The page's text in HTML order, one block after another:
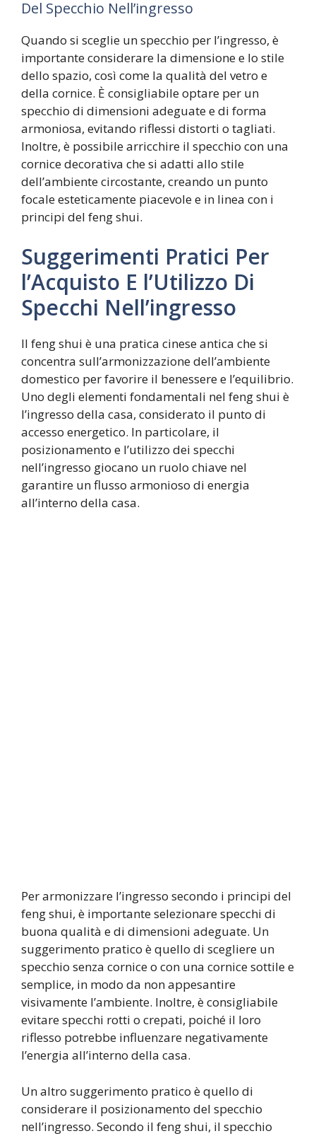
Del Specchio Nell’ingresso
Quando si sceglie un specchio per l’ingresso, è
importante considerare la dimensione e lo stile
dello spazio, così come la qualità del vetro e
della cornice. È consigliabile optare per un
specchio di dimensioni adeguate e di forma
armoniosa, evitando riflessi distorti o tagliati.
Inoltre, è possibile arricchire il specchio con una
cornice decorativa che si adatti allo stile
dell’ambiente circostante, creando un punto
focale esteticamente piacevole e in linea con i
principi del feng shui.
Suggerimenti Pratici Per
l’Acquisto E l’Utilizzo Di
Specchi Nell’ingresso
Il feng shui è una pratica cinese antica che si
concentra sull’armonizzazione dell’ambiente
domestico per favorire il benessere e l’equilibrio.
Uno degli elementi fondamentali nel feng shui è
l’ingresso della casa, considerato il punto di
accesso energetico. In particolare, il
posizionamento e l’utilizzo dei specchi
nell’ingresso giocano un ruolo chiave nel
garantire un flusso armonioso di energia
all’interno della casa.
Per armonizzare l’ingresso secondo i principi del
feng shui, è importante selezionare specchi di
buona qualità e di dimensioni adeguate. Un
suggerimento pratico è quello di scegliere un
specchio senza cornice o con una cornice sottile e
semplice, in modo da non appesantire
visivamente l’ambiente. Inoltre, è consigliabile
evitare specchi rotti o crepati, poiché il loro
riflesso potrebbe influenzare negativamente
l’energia all’interno della casa.
Un altro suggerimento pratico è quello di
considerare il posizionamento del specchio
nell’ingresso. Secondo il feng shui, il specchio